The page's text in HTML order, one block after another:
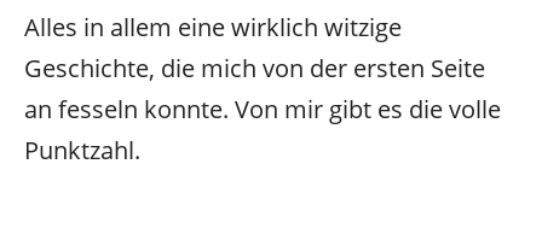
Alles in allem eine wirklich witzige
Geschichte, die mich von der ersten Seite
an fesseln konnte. Von mir gibt es die volle
Punktzahl.